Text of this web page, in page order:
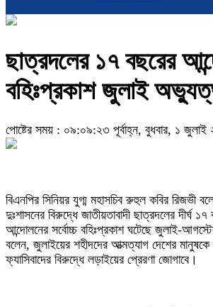
ছাত্রদলের ১৭ বছরের
বহিঃপ্রকাশ জুলাই
পোষ্টের সময় : ০৯:০৯:২৩ পূর্বাহ্ন, বুধবার, ১
বিএনপির সিনিয়র যুগ্ম মহাসচিব রুহুল কবির রিজভী
দুঃশাসনের বিরুদ্ধে জাতীয়তাবাদী ছাত্রদলের দীর্ঘ ১৭
আন্দোলনের সর্বোচ্চ বহিঃপ্রকাশ ঘটেছে জুলাই-
বলেন, জুলাইয়ের শহীদদের আত্মত্যাগ দেশের মানুষকে
ফ্যাসিবাদের বিরুদ্ধে লড়াইয়ের প্রেরণা জোগাবে।